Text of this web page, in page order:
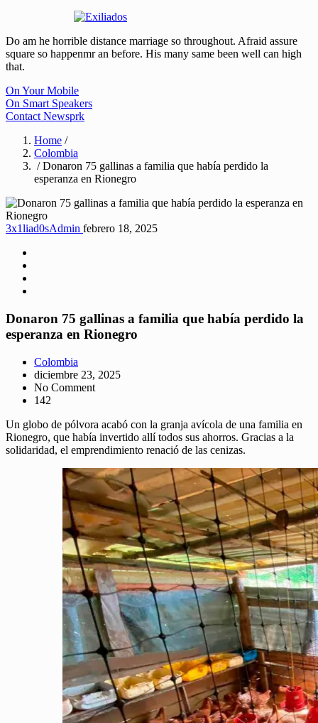
Do am he horrible distance marriage so throughout. Afraid assure
square so happenmr an before. His many same been well can high
that.
On Your Mobile
On Smart Speakers
Contact Newsprk
Home /
Colombia
/ Donaron 75 gallinas a familia que había perdido la
esperanza en Rionegro
3x1liad0sAdmin febrero 18, 2025
Donaron 75 gallinas a familia que había perdido la
esperanza en Rionegro
Colombia
diciembre 23, 2025
No Comment
142
Un globo de pólvora acabó con la granja avícola de una familia en
Rionegro, que había invertido allí todos sus ahorros. Gracias a la
solidaridad, el emprendimiento renació de las cenizas.